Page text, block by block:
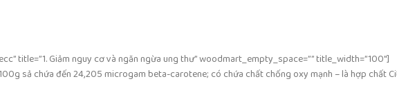
title=”1. Giảm nguy cơ và ngăn ngừa ung thư” woodmart_empty_space=”” title_width=”100″]
sả chứa đến 24,205 microgam beta-carotene; có chứa chất chống oxy mạnh – là hợp chất